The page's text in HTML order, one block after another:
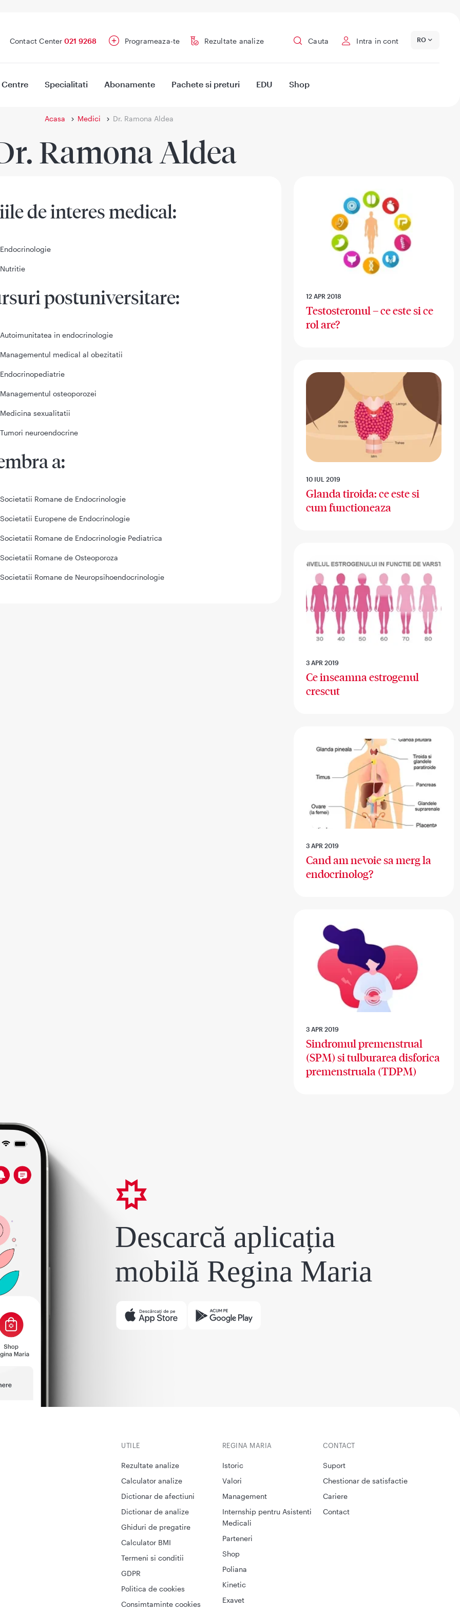
Contact Center 021 9268 Programeaza-te Rezultate analize Cauta Intra in cont RO
Centre Specialitati Abonamente Pachete si preturi EDU Shop
Acasa Medici Dr. Ramona Aldea
Ramona Aldea
de interes medical:
Endocrinologie
Nutritie
postuniversitare:
Autoimunitatea in endocrinologie
Managementul medical al obezitatii
Endocrinopediatrie
Managementul osteoporozei
Medicina sexualitatii
Tumori neuroendocrine
a:
Societatii Romane de Endocrinologie
Societatii Europene de Endocrinologie
Societatii Romane de Endocrinologie Pediatrica
Societatii Romane de Osteoporoza
Societatii Romane de Neuropsihoendocrinologie
12 APR 2018
Testosteronul – ce este si ce
rol are?
10 IUL 2019
Glanda tiroida: ce este si
cum functioneaza
3 APR 2019
Ce inseamna estrogenul
crescut
3 APR 2019
Cand am nevoie sa merg la
endocrinolog?
3 APR 2019
Sindromul premenstrual
(SPM) si tulburarea disforica
premenstruala (TDPM)
Descarcă aplicația
mobilă Regina Maria
UTILE
Rezultate analize
Calculator analize
Dictionar de afectiuni
Dictionar de analize
Ghiduri de pregatire
Calculator BMI
Termeni si conditii
GDPR
Politica de cookies
Consimtaminte cookies
CONTACT
Suport
Chestionar de satisfactie
Cariere
Contact
REGINA MARIA
Istoric
Valori
Management
Internship pentru Asistenti
Medicali
Parteneri
Shop
Poliana
Kinetic
Exavet